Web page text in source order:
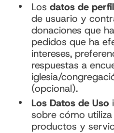
Los datos de perfil
de usuario y
donaciones que
pedidos que ha
intereses,
respuestas a
iglesia/
(opcional).
Los Datos de Uso
sobre cómo
productos y